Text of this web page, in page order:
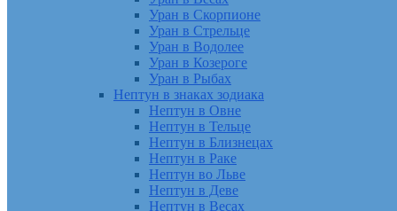
Уран в Скорпионе
Уран в Стрельце
Уран в Водолее
Уран в Козероге
Уран в Рыбах
Нептун в знаках зодиака
Нептун в Овне
Нептун в Тельце
Нептун в Близнецах
Нептун в Раке
Нептун во Льве
Нептун в Деве
Нептун в Весах